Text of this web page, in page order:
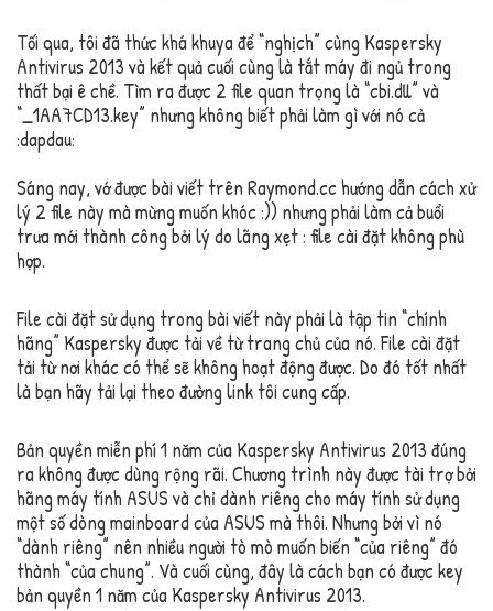
Tối qua, tôi đã thức khá khuya để “nghịch” cùng Kaspersky
Antivirus 2013 và kết quả cuối cùng là tắt máy đi ngủ trong
thất bại ê chề. Tìm ra được 2 file quan trọng là “cbi.dll” và
“_1AA7CD13.key” nhưng không biết phải làm gì với nó cả
:dapdau:
Sáng nay, vớ được bài viết trên Raymond.cc hướng dẫn cách xử
lý 2 file này mà mừng muốn khóc :)) nhưng phải làm cả buổi
trưa mới thành công bởi lý do lãng xẹt : file cài đặt không phù
hợp.
File cài đặt sử dụng trong bài viết này phải là tập tin “chính
hãng” Kaspersky được tải về từ trang chủ của nó. File cài đặt
tải từ nơi khác có thể sẽ không hoạt động được. Do đó tốt nhất
là bạn hãy tải lại theo đường link tôi cung cấp.
Bản quyền miễn phí 1 năm của Kaspersky Antivirus 2013 đúng
ra không được dùng rộng rãi. Chương trình này được tài trợ bởi
hãng máy tính ASUS và chỉ dành riêng cho máy tính sử dụng
một số dòng mainboard của ASUS mà thôi. Nhưng bởi vì nó
“dành riêng” nên nhiều người tò mò muốn biến “của riêng” đó
thành “của chung”. Và cuối cùng, đây là cách bạn có được key
bản quyền 1 năm của Kaspersky Antivirus 2013.